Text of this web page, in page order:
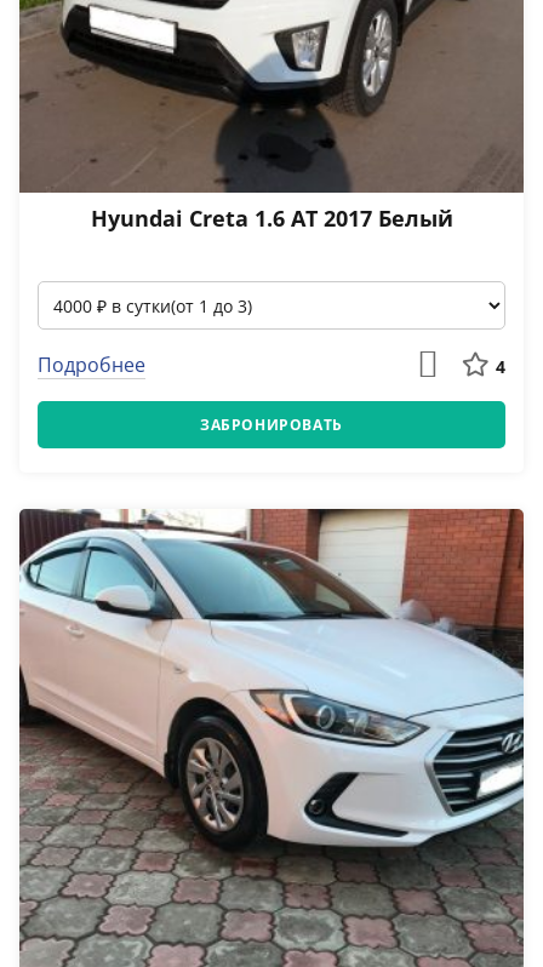
Hyundai Creta 1.6 АТ 2017 Белый
Подробнее 4
ЗАБРОНИРОВАТЬ